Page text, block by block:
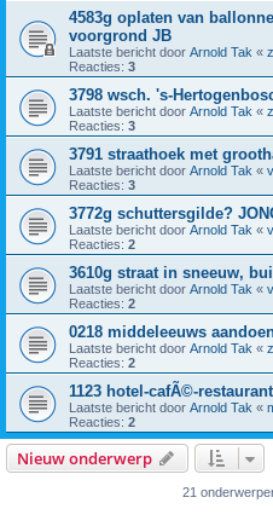
4583g oplaten van
voorgrond JB
Laatste bericht door Arnold Tak «
Reacties: 3
3798 wsch. 's-
Laatste bericht door Arnold Tak «
Reacties: 3
3791 straathoek met
Laatste bericht door Arnold Tak «
Reacties: 3
3772g schuttersgilde?
Laatste bericht door Arnold Tak «
Reacties: 2
3610g straat in sneeuw,
Laatste bericht door Arnold Tak «
Reacties: 2
0218 middeleeuws
Laatste bericht door Arnold Tak «
Reacties: 2
1123 hotel-cafÃ©-
Laatste bericht door Arnold Tak «
Reacties: 2
Nieuw onderwerp
21